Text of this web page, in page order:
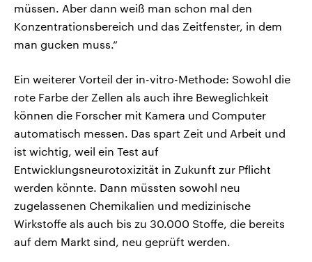
müssen. Aber dann weiß man schon mal den
Konzentrationsbereich und das Zeitfenster, in dem
man gucken muss.“
Ein weiterer Vorteil der in-vitro-Methode: Sowohl die
rote Farbe der Zellen als auch ihre Beweglichkeit
können die Forscher mit Kamera und Computer
automatisch messen. Das spart Zeit und Arbeit und
ist wichtig, weil ein Test auf
Entwicklungsneurotoxizität in Zukunft zur Pflicht
werden könnte. Dann müssten sowohl neu
zugelassenen Chemikalien und medizinische
Wirkstoffe als auch bis zu 30.000 Stoffe, die bereits
auf dem Markt sind, neu geprüft werden.